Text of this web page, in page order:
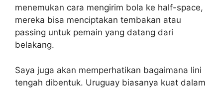
menemukan cara mengirim bola ke half-space,
mereka bisa menciptakan tembakan atau
passing untuk pemain yang datang dari
belakang.
Saya juga akan memperhatikan bagaimana lini
tengah dibentuk. Uruguay biasanya kuat dalam